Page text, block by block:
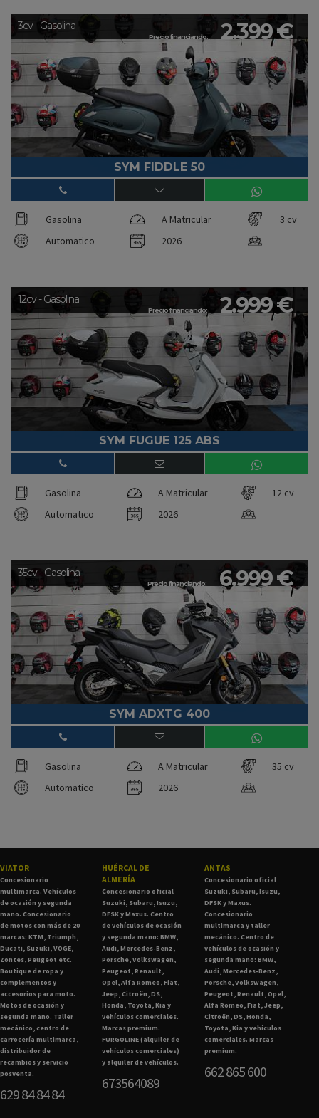
Precio financiando: 2.399 €
3cv - Gasolina
SYM FIDDLE 50
Gasolina A Matricular
3 cv
Automatico
2026
Precio financiando: 2.999 €
12cv - Gasolina
SYM FUGUE 125 ABS
Gasolina A Matricular
12 cv
Automatico
2026
Precio financiando: 6.999 €
35cv - Gasolina
SYM ADXTG 400
Gasolina A Matricular
35 cv
Automatico
2026
VIATOR
Concesionario
multimarca. Vehículos
de ocasión y segunda
mano. Concesionario
de motos con más de 20
marcas: KTM, Triumph,
Ducati, Suzuki, VOGE,
Zontes, Peugeot etc.
Boutique de ropa y
complementos y
accesorios para moto.
Motos de ocasión y
segunda mano. Taller
mecánico, centro de
carrocería multimarca,
distribuidor de
recambios y servicio
posventa.
629 84 84 84
HUÉRCAL DE
ALMERÍA
Concesionario oficial
Suzuki, Subaru, Isuzu,
DFSK y Maxus. Centro
de vehículos de ocasión
y segunda mano: BMW,
Audi, Mercedes-Benz,
Porsche, Volkswagen,
Peugeot, Renault,
Opel, Alfa Romeo, Fiat,
Jeep, Citroën, DS,
Honda, Toyota, Kia y
vehículos comerciales.
Marcas premium.
FURGOLINE (alquiler de
vehículos comerciales)
y alquiler de vehículos.
673564089
ANTAS
Concesionario oficial
Suzuki, Subaru, Isuzu,
DFSK y Maxus.
Concesionario
multimarca y taller
mecánico. Centro de
vehículos de ocasión y
segunda mano: BMW,
Audi, Mercedes-Benz,
Porsche, Volkswagen,
Peugeot, Renault, Opel,
Alfa Romeo, Fiat, Jeep,
Citroën, DS, Honda,
Toyota, Kia y vehículos
comerciales. Marcas
premium.
662 865 600